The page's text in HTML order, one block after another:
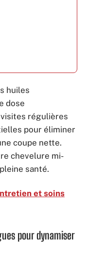
huiles
dose
régulières
pour éliminer
coupe nette.
chevelure mi-
santé.
et soins
pour dynamiser